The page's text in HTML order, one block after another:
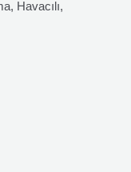
Havacılı,